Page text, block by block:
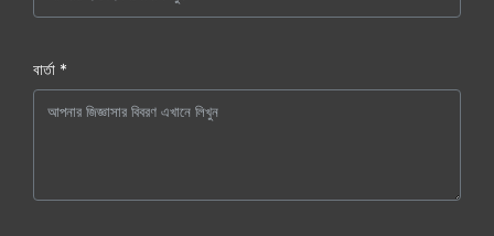
বার্তা *